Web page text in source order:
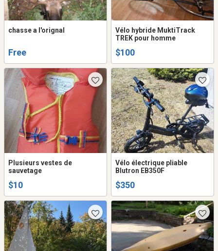
chasse a l'orignal
Free
Vélo hybride MuktiTrack
TREK pour homme
$100
Plusieurs vestes de
sauvetage
$10
Vélo électrique pliable
Blutron EB350F
$350